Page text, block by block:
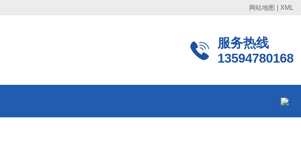
网站地图 XML
服务热线
13594780168